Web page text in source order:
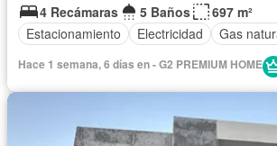
4 Recámaras
5 Baños
697 m²
Estacionamiento
Electricidad Gas
Hace 1 semana, 6 días en - G2 PREMIUM HOME